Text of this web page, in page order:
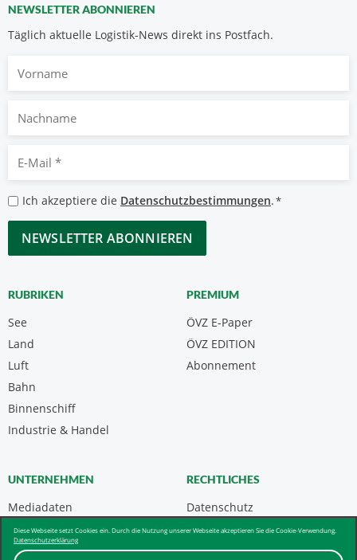
Diese Webseite setzt Cookies ein. Durch die Nutzung unserer Webseite akzeptieren Sie die Cookie-Verwendung.
Datenschutzerklärung
NEWSLETTER ABONNIEREN
Täglich aktuelle Logistik-News direkt ins Postfach.
Nachname
Mail
*
Datenschutzbestimmungen
*
Ich akzeptiere die Datenschutzbestimmungen.*
CAPTCHA
RUBRIKEN
See
Land
Luft
Bahn
Binnenschiff
Industrie & Handel
PREMIUM
ÖVZ E-Paper
Abonnement
ÖVZ EDITION
UNTERNEHMEN
Mediadaten
Kontakt
Über uns & AGB
RECHTLICHES
Datenschutz
Impressum